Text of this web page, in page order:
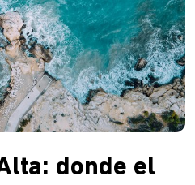
donde el